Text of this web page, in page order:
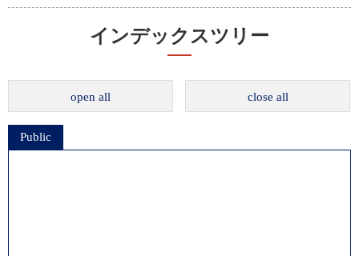
インデックスツリー
open all close all
Public